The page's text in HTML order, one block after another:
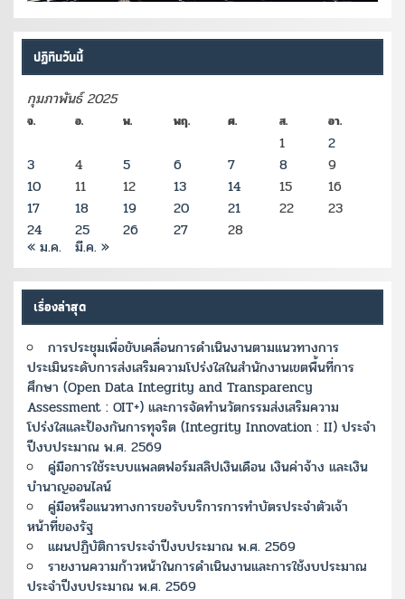
ปฏิทินวันนี้
กุมภาพันธ์ 2025
จ. อ. พ. พฤ. ศ. ส. อา.
1
2
3
4 5 6 7 8
9
10
11 12 13 14 15
16
17
18 19 20 21 22
23
24
25 26 27 28
« ม.ค. มี.ค. »
เรื่องล่าสุด
การประชุมเพื่อขับเคลื่อนการดำเนินงานตามแนวทางการ
ประเมินระดับการส่งเสริมความโปร่งใสในสำนักงานเขตพื้นที่การ
ศึกษา (Open Data Integrity and Transparency
Assessment : OIT+) และการจัดทำนวัตกรรมส่งเสริมความ
โปร่งใสและป้องกันการทุจริต (Integrity Innovation : II) ประจำ
ปีงบประมาณ พ.ศ. 2569
คู่มือการใช้ระบบแพลตฟอร์มสลิปเงินเดือน เงินค่าจ้าง และเงิน
บำนาญออนไลน์
คู่มือหรือแนวทางการขอรับบริการการทำบัตรประจำตัวเจ้า
หน้าที่ของรัฐ
แผนปฏิบัติการประจำปีงบประมาณ พ.ศ. 2569
รายงานความก้าวหน้าในการดำเนินงานและการใช้งบประมาณ
ประจำปีงบประมาณ พ.ศ. 2569